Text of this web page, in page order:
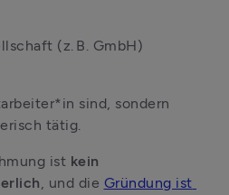
(z. B. GmbH)
sind, sondern
tätig.
ist kein
, und die Gründung ist